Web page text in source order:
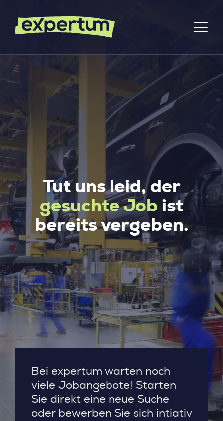
Tut uns leid, der
gesuchte Job ist
bereits vergeben.
Bei expertum warten noch
viele Jobangebote! Starten
Sie direkt eine neue Suche
oder bewerben Sie sich intiativ